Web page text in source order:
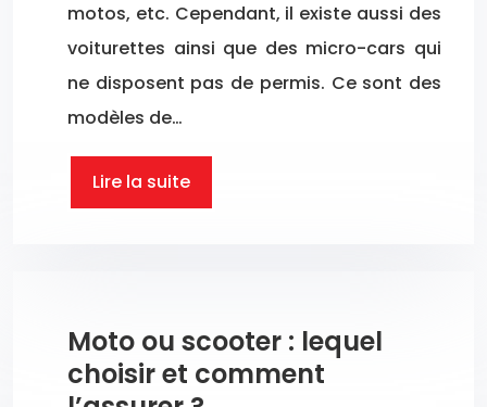
motos, etc. Cependant, il existe aussi des
voiturettes ainsi que des micro-cars qui
ne disposent pas de permis. Ce sont des
modèles de…
Lire la suite
Moto ou scooter : lequel
choisir et comment